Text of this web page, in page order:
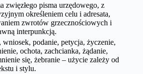
zwięzłego pisma urzędowego, z
określeniem celu i adresata,
zwrotów grzecznościowych i
interpunkcją.
wniosek, podanie, petycja, życzenie,
ochota, zachcianka, żądanie,
się, żebranie – użycie zależy od
i stylu.